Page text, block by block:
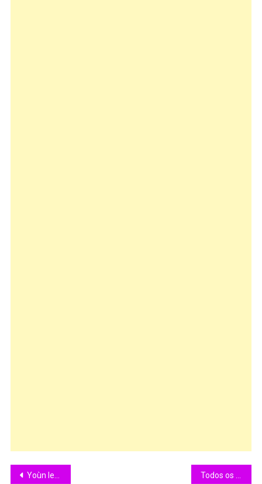
Yoùn leva mistura de referências da black music ao o novo sempre vem, nesta terça (17/3), na tv cultura Todos os 56 Jogos do Brasileiro 2026 até o Momento teve gols